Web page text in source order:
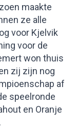
maakte
ze alle
voor Kjelvik
voor de
won thuis
zij zijn nog
af
speelronde
en Oranje